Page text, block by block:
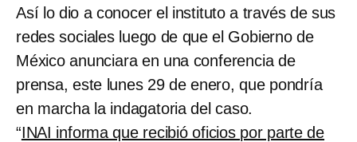
Así lo dio a conocer el instituto a través de sus
redes sociales luego de que el Gobierno de
México anunciara en una conferencia de
prensa, este lunes 29 de enero, que pondría
en marcha la indagatoria del caso.
“INAI informa que recibió oficios por parte de